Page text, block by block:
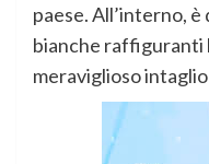
paese. All’interno,
bianche raffiguranti
meraviglioso